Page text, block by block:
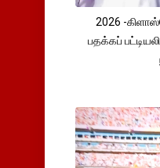
2026 -
பதக்கப்